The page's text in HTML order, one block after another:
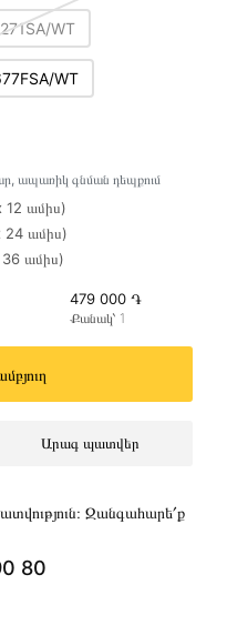
WT
WT
ապառիկ գնման դեպքում
12 ամիս)
24 ամիս)
ամիս)
479 000 ֏
Քանակ՝ 1
Արագ պատվեր
Զանգահարե՛ք
80